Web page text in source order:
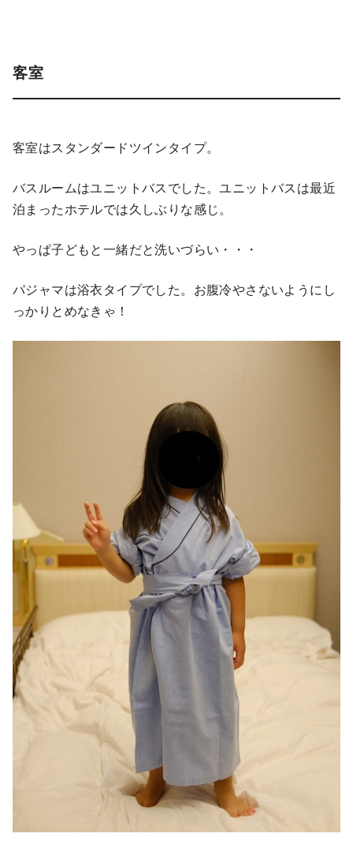
客室
客室はスタンダードツインタイプ。
バスルームはユニットバスでした。ユニットバスは最近
泊まったホテルでは久しぶりな感じ。
やっぱ子どもと一緒だと洗いづらい・・・
パジャマは浴衣タイプでした。お腹冷やさないようにし
っかりとめなきゃ！